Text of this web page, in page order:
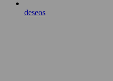
deseos